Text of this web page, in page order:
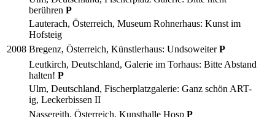
berühren P
Lauterach, Österreich, Museum Rohnerhaus: Kunst im
Hofsteig
2008 Bregenz, Österreich, Künstlerhaus: UndsoweiterP
Leutkirch, Deutschland, Galerie im Torhaus: Bitte Abstand
halten! P
Ulm, Deutschland, Fischerplatzgalerie: Ganz schön ART-
ig, Leckerbissen II
Nassereith, Österreich, Kunsthalle Hosp P